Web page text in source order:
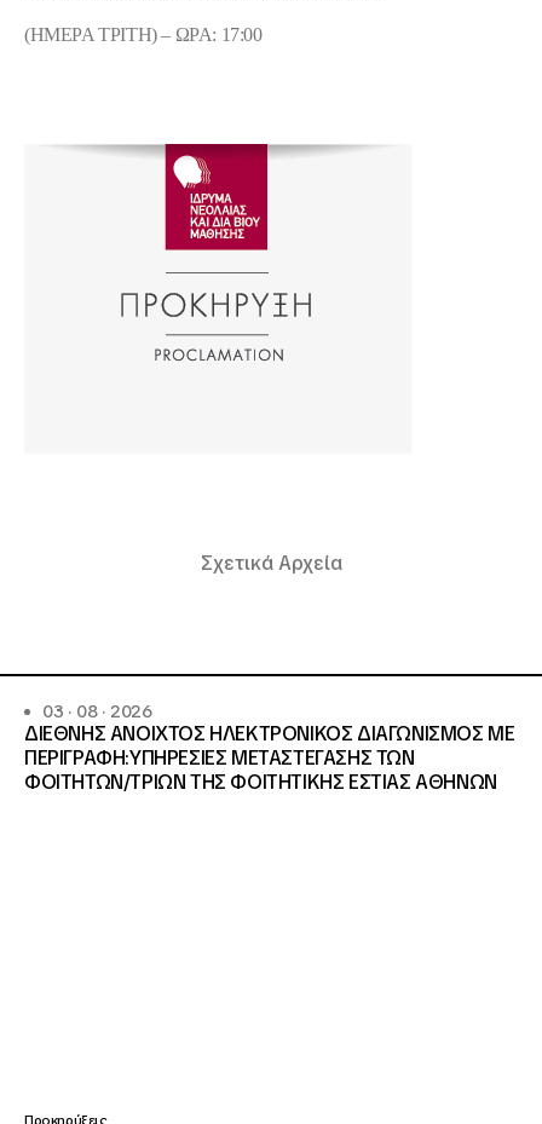
(ΗΜΕΡΑTΡΙΤΗ) – ΩΡΑ: 17:00
Σχετικά Αρχεία
03 · 08 · 2026
ΔΙΕΘΝΗΣ ΑΝΟΙΧΤΟΣ ΗΛΕΚΤΡΟΝΙΚΟΣ ΔΙΑΓΩΝΙΣΜΟΣ ΜΕ
ΠΕΡΙΓΡΑΦΗ:ΥΠΗΡΕΣΙΕΣ METAΣΤΕΓΑΣΗΣ ΤΩΝ
ΦΟΙΤΗΤΩΝ/ΤΡΙΩΝ ΤΗΣ ΦΟΙΤΗΤΙΚΗΣ ΕΣΤΙΑΣ ΑΘΗΝΩΝ
Προκηρύξεις